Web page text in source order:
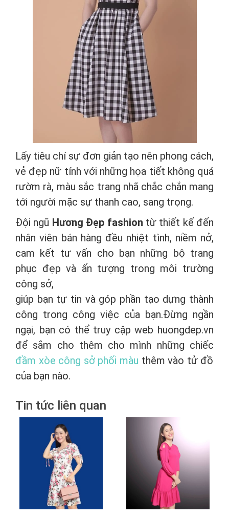
Lấy tiêu chí sự đơn giản tạo nên phong cách,
vẻ đẹp nữ tính với những họa tiết không quá
rườm rà, màu sắc trang nhã chắc chắn mang
tới người mặc sự thanh cao, sang trọng.
Đội ngũ Hương Đẹp fashion từ thiết kế đến
nhân viên bán hàng đều nhiệt tình, niềm nở,
cam kết tư vấn cho bạn những bộ trang
phục đẹp và ấn tượng trong môi trường
công sở,
giúp bạn tự tin và góp phần tạo dựng thành
công trong công việc của bạn.Đừng ngần
ngại, bạn có thể truy cập web huongdep.vn
để sắm cho thêm cho mình những chiếc
đầm xòe công sở phối màu thêm vào tử đồ
của bạn nào.
Tin tức liên quan